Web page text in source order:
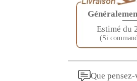
Estimé du
(Si
Que